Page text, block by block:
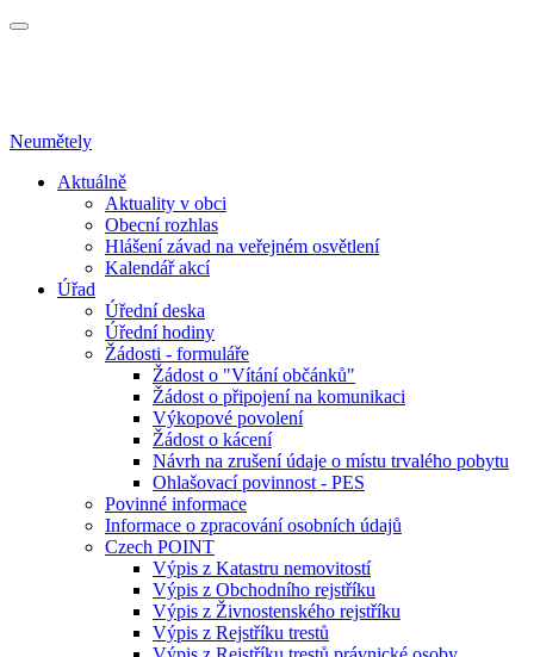
Neumětely
Aktuálně
Aktuality v obci
Obecní rozhlas
Hlášení závad na veřejném osvětlení
Kalendář akcí
Úřad
Úřední deska
Úřední hodiny
Žádosti - formuláře
Žádost o "Vítání občánků"
Žádost o připojení na komunikaci
Výkopové povolení
Žádost o kácení
Návrh na zrušení údaje o místu trvalého pobytu
Ohlašovací povinnost - PES
Povinné informace
Informace o zpracování osobních údajů
Czech POINT
Výpis z Katastru nemovitostí
Výpis z Obchodního rejstříku
Výpis z Živnostenského rejstříku
Výpis z Rejstříku trestů